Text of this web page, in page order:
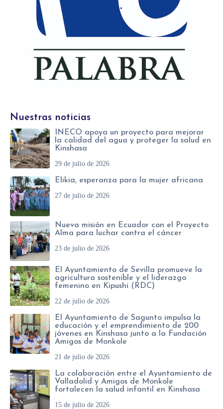
Nuestras noticias
INECO apoya un proyecto para mejorar
la calidad del agua y proteger la salud en
Kinshasa
29 de julio de 2026
Elikia, esperanza para la mujer africana
27 de julio de 2026
Nueva misión en Ecuador con el Proyecto
Alma para luchar contra el cáncer
23 de julio de 2026
El Ayuntamiento de Sevilla promueve la
agricultura sostenible y el liderazgo
femenino en Kipushi (RDC)
22 de julio de 2026
El Ayuntamiento de Sagunto impulsa la
educación y el emprendimiento de 200
jóvenes en Kinshasa junto a la Fundación
Amigos de Monkole
21 de julio de 2026
La colaboración entre el Ayuntamiento de
Valladolid y Amigos de Monkole
fortalecen la salud infantil en Kinshasa
15 de julio de 2026